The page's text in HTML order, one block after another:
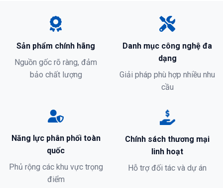
Sản phẩm chính hãng
Nguồn gốc rõ ràng, đảm
bảo chất lượng
Danh mục công nghệ đa
dạng
Giải pháp phù hợp nhiều nhu
cầu
Năng lực phân phối toàn
quốc
Phủ rộng các khu vực trọng
điểm
Chính sách thương mại
linh hoạt
Hỗ trợ đối tác và dự án